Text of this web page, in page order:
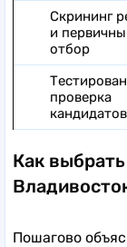
Скрининг
и
отбор
проверка
кандидатов
Как
Пошагово